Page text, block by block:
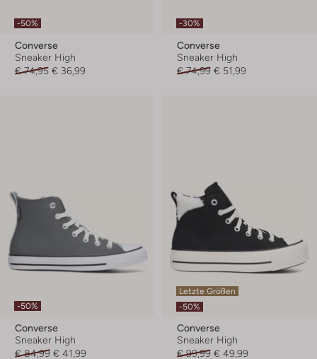
-50%
Converse
Sneaker High
€ 74,95 € 36,99
-30%
Converse
Sneaker High
€ 74,99 € 51,99
-50%
Converse
Sneaker High
€ 84,99 € 41,99
Letzte Größen
-50%
Converse
Sneaker High
€ 99,99 € 49,99